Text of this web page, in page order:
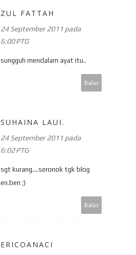
ZUL FATTAH
24 September 2011 pada
6:00 PTG
sungguh mendalam ayat itu..
Balas
SUHAINA LAUI.
24 September 2011 pada
6:02 PTG
sgt kurang....seronok tgk blog
en.ben ;)
Balas
ERICOANACI